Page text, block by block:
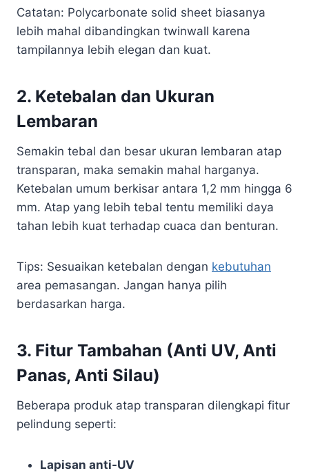
Catatan: Polycarbonate solid sheet biasanya
lebih mahal dibandingkan twinwall karena
tampilannya lebih elegan dan kuat.
2. Ketebalan dan Ukuran
Lembaran
Semakin tebal dan besar ukuran lembaran atap
transparan, maka semakin mahal harganya.
Ketebalan umum berkisar antara 1,2 mm hingga 6
mm. Atap yang lebih tebal tentu memiliki daya
tahan lebih kuat terhadap cuaca dan benturan.
Tips: Sesuaikan ketebalan dengan kebutuhan
area pemasangan. Jangan hanya pilih
berdasarkan harga.
3. Fitur Tambahan (Anti UV, Anti
Panas, Anti Silau)
Beberapa produk atap transparan dilengkapi fitur
pelindung seperti:
Lapisan anti-UV